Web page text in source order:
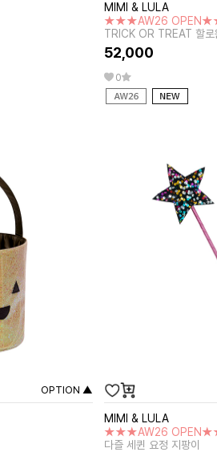
MIMI & LULA
★★★AW26
TRICK OR TREAT 할로
52,000
0
OPTION ▲
MIMI & LULA
★★★AW26
다즐 세퀸 요정 지팡이